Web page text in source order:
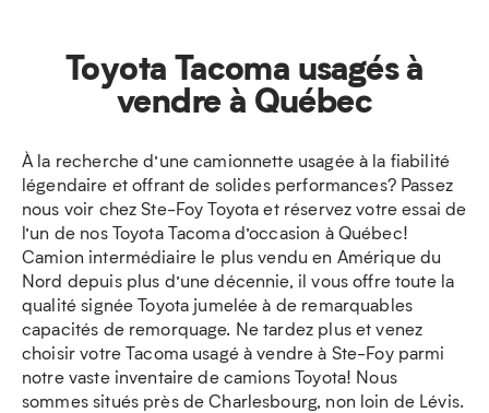
Toyota Tacoma usagés à
vendre à Québec
À la recherche d’une camionnette usagée à la fiabilité
légendaire et offrant de solides performances? Passez
nous voir chez Ste-Foy Toyota et réservez votre essai de
l’un de nos Toyota Tacoma d’occasion à Québec!
Camion intermédiaire le plus vendu en Amérique du
Nord depuis plus d’une décennie, il vous offre toute la
qualité signée Toyota jumelée à de remarquables
capacités de remorquage. Ne tardez plus et venez
choisir votre Tacoma usagé à vendre à Ste-Foy parmi
notre vaste inventaire de camions Toyota! Nous
sommes situés près de Charlesbourg, non loin de Lévis.